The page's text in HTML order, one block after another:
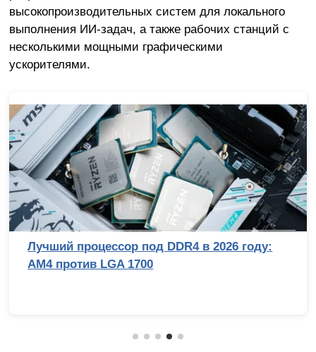
высокопроизводительных систем для локального
выполнения ИИ-задач, а также рабочих станций с
несколькими мощными графическими
ускорителями.
Лучший процессор под DDR4 в 2026 году:
AM4 против LGA 1700